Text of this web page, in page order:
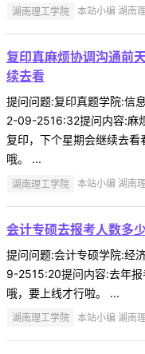
湖南理工学院 本站小编 湖南
复印真麻烦协调沟通前
续去看
提问问题:复印真题学院:信
2-09-2516:32提问内容:麻
复印，下个星期会继续去
哦。 ...
湖南理工学院 本站小编 湖南
会计专硕去报考人数多
提问问题:会计专硕学院:经
9-2515:20提问内容:去年报
哦，要上线才行啦。 ...
湖南理工学院 本站小编 湖南